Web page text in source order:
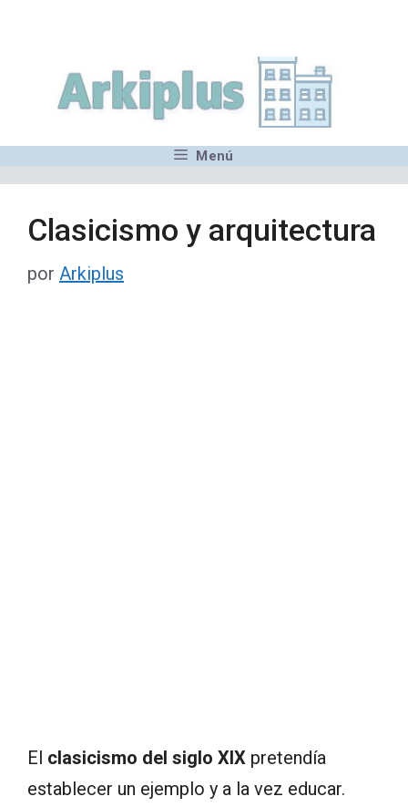
contenido
Menú
Clasicismo y arquitectura
por Arkiplus
El clasicismo del siglo XIX pretendía
establecer un ejemplo y a la vez educar.